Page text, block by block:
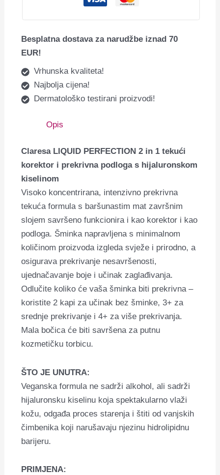
Besplatna dostava za narudžbe iznad 70
EUR!
Vrhunska kvaliteta!
Najbolja cijena!
Dermatološko testirani proizvodi!
Opis
Claresa LIQUID PERFECTION2 in 1 tekući
korektor i prekrivna podloga s hijaluronskom
kiselinom
Visoko koncentrirana, intenzivno prekrivna
tekuća formula s baršunastim mat završnim
slojem savršeno funkcionira i kao korektor i kao
podloga. Šminka napravljena s minimalnom
količinom proizvoda izgleda svježe i prirodno, a
osigurava prekrivanje nesavršenosti,
ujednačavanje boje i učinak zaglađivanja.
Odlučite koliko će vaša šminka biti prekrivna –
koristite 2 kapi za učinak bez šminke, 3+ za
srednje prekrivanje i 4+ za više prekrivanja.
Mala bočica će biti savršena za putnu
kozmetičku torbicu.
ŠTO JE UNUTRA:
Veganska formula ne sadrži alkohol, ali sadrži
hijaluronsku kiselinu koja spektakularno vlaži
kožu, odgađa proces starenja i štiti od vanjskih
čimbenika koji narušavaju njezinu hidrolipidnu
barijeru.
PRIMJENA: